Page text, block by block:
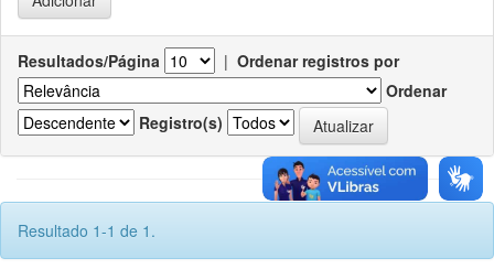
Resultados/Página | Ordenar registros por
Ordenar
Registro(s)
Resultado 1-1 de 1.